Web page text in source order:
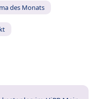
des Monats